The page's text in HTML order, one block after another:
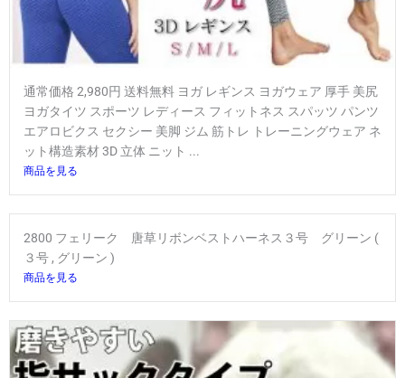
通常価格 2,980円 送料無料 ヨガ レギンス ヨガウェア 厚手 美尻
ヨガタイツ スポーツ レディース フィットネス スパッツ パンツ
エアロビクス セクシー 美脚 ジム 筋トレ トレーニングウェア ネ
ット構造素材 3D 立体 ニット ...
商品を見る
2800 フェリーク 唐草リボンベストハーネス３号 グリーン (
３号 , グリーン )
商品を見る